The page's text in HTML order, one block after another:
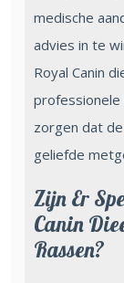
medische
advies in te
Royal Canin
professionele
zorgen dat
geliefde
Zijn Er
Canin
Rassen?